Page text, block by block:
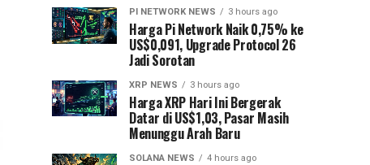
PI NETWORK NEWS 3 hours ago
Harga Pi Network Naik 0,75% ke
US$0,091, Upgrade Protocol 26
Jadi Sorotan
XRP NEWS 3 hours ago
Harga XRP Hari Ini Bergerak
Datar di US$1,03, Pasar Masih
Menunggu Arah Baru
SOLANA NEWS 4 hours ago